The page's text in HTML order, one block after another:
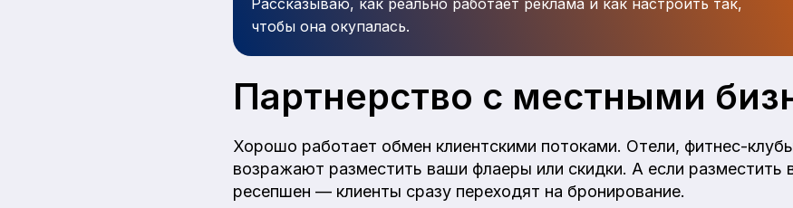
Рассказываю, как реально работает реклама и как настроить так,
чтобы она окупалась.
Партнерство с местными
Хорошо работает обмен клиентскими потоками. Отели, фитнес-
возражают разместить ваши флаеры или скидки. А если разместить
ресепшен — клиенты сразу переходят на бронирование.